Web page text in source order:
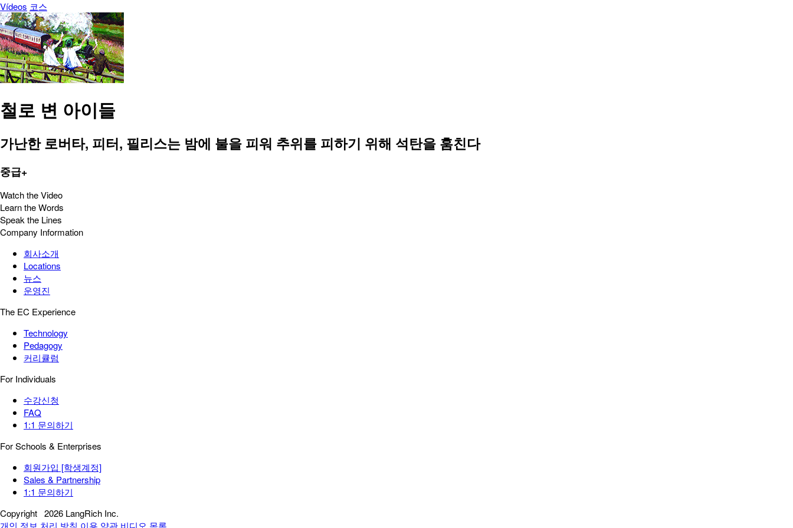
Vídeos 코스
철로 변 아이들
가난한 로버타, 피터, 필리스는 밤에 불을 피워 추위를 피하기 위해 석탄을 훔친다
중급+
Watch the Video
Learn the Words
Speak the Lines
Company Information
회사소개
Locations
뉴스
운영진
The EC Experience
Technology
Pedagogy
커리큘럼
For Individuals
수강신청
FAQ
1:1 문의하기
For Schools & Enterprises
회원가입 [학생계정]
Sales & Partnership
1:1 문의하기
Copyright 2026 LangRich Inc.